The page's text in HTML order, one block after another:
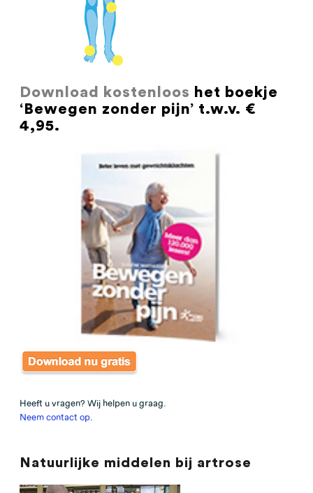
Download kostenloos het boekje
‘Bewegen zonder pijn’ t.w.v. €
4,95.
Heeft u vragen? Wij helpen u graag.
Neem contact op
Natuurlijke middelen bij artrose